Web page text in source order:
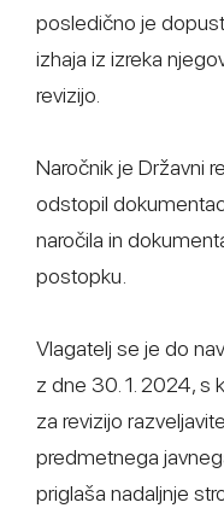
posledično je
izhaja iz izreka
revizijo.
Naročnik je Državni
odstopil
naročila in
postopku.
Vlagatelj se je do
z dne 30. 1. 2024, s
za revizijo
predmetnega
priglaša nadaljnje